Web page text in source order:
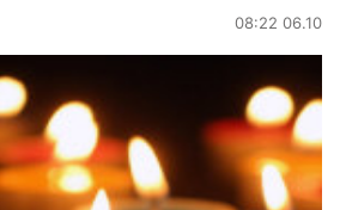
08:22 06.10